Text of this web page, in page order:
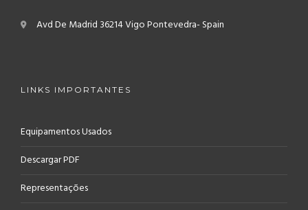
Avd De Madrid 36214 VigoPontevedra- Spain
LINKS IMPORTANTES
Equipamentos Usados
Descargar PDF
Representações